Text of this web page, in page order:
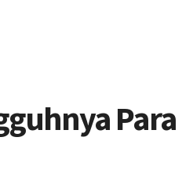
Para